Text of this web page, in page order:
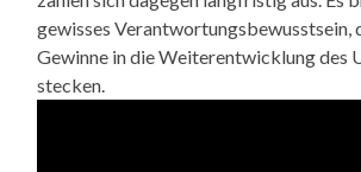
gewisses Verantwortungsbewusstsein,
Gewinne in die Weiterentwicklung des
stecken.